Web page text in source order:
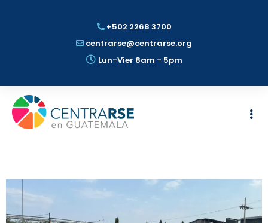
+502 2268 3700
centrarse@centrarse.org
Lun-Vier 8am - 5pm